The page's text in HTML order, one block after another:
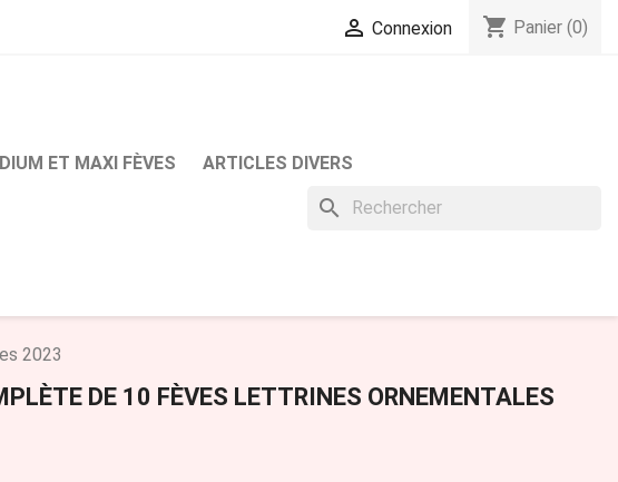
 Connexion shopping_cart Panier (0)
ET MAXI FÈVES ARTICLES DIVERS
search
2023
DE 10 FÈVES LETTRINES ORNEMENTALES